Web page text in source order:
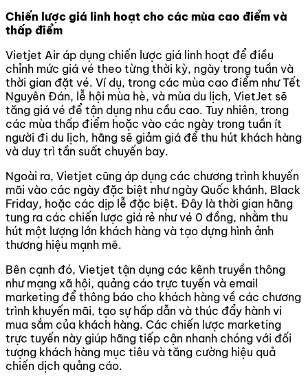
Chiến lược giá linh hoạt cho các mùa cao điểm và
thấp điểm
Vietjet Air áp dụng chiến lược giá linh hoạt để điều
chỉnh mức giá vé theo từng thời kỳ, ngày trong tuần và
thời gian đặt vé. Ví dụ, trong các mùa cao điểm như Tết
Nguyên Đán, lễ hội mùa hè, và mùa du lịch, VietJet sẽ
tăng giá vé để tận dụng nhu cầu cao. Tuy nhiên, trong
các mùa thấp điểm hoặc vào các ngày trong tuần ít
người đi du lịch, hãng sẽ giảm giá để thu hút khách hàng
và duy trì tần suất chuyến bay.
Ngoài ra, Vietjet cũng áp dụng các chương trình khuyến
mãi vào các ngày đặc biệt như ngày Quốc khánh, Black
Friday, hoặc các dịp lễ đặc biệt. Đây là thời gian hãng
tung ra các chiến lược giá rẻ như vé 0 đồng, nhằm thu
hút một lượng lớn khách hàng và tạo dựng hình ảnh
thương hiệu mạnh mẽ.
Bên cạnh đó, Vietjet tận dụng các kênh truyền thông
như mạng xã hội, quảng cáo trực tuyến và email
marketing để thông báo cho khách hàng về các chương
trình khuyến mãi, tạo sự hấp dẫn và thúc đẩy hành vi
mua sắm của khách hàng. Các chiến lược marketing
trực tuyến này giúp hãng tiếp cận nhanh chóng với đối
tượng khách hàng mục tiêu và tăng cường hiệu quả
chiến dịch quảng cáo.